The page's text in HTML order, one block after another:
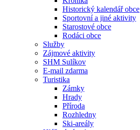
Historický kalendář obce
Sportovní a jiné aktivity
Starostové obce
Rodáci obce
Služby
Zájmové aktivity
SHM Sulíkov
E-mail zdarma
Turistika
Zámky
Hrady
Příroda
Rozhledny
Ski-areály